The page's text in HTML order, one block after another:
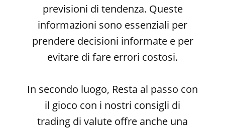
previsioni di tendenza. Queste
informazioni sono essenziali per
prendere decisioni informate e per
evitare di fare errori costosi.
In secondo luogo, Resta al passo con
il gioco con i nostri consigli di
trading di valute offre anche una